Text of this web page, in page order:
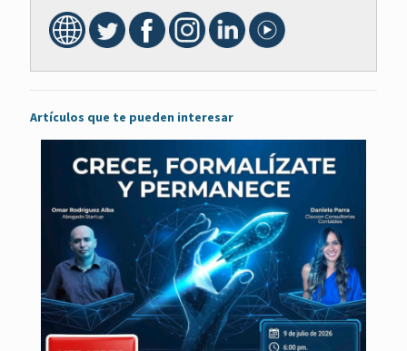
Artículos que te pueden interesar